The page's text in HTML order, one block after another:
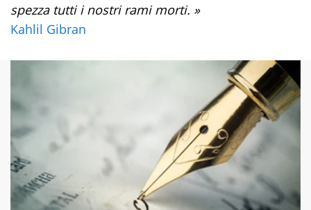
spezza tutti i nostri rami morti. »
Kahlil Gibran